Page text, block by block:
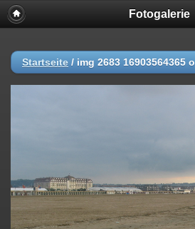
Fotogalerie
Startseite / img 2683 16903564365 o